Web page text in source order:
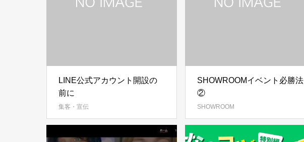
LINE公式アカウント開設の
前に
集客・宣伝
SHOWROOMイベント必勝法
②
SHOWROOM